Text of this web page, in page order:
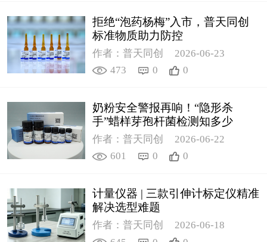
拒绝“泡药杨梅”入市，普天同创
标准物质助力防控
作者：普天同创
2026-06-23
473
0 0
奶粉安全警报再响！“隐形杀
手”蜡样芽孢杆菌检测知多少
作者：普天同创
2026-06-22
601
0 0
计量仪器 | 三款引伸计标定仪精准
解决选型难题
作者：普天同创
2026-06-18